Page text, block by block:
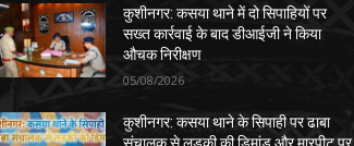
कुशीनगर: कसया थाने में दो सिपाहियों पर
सख्त कार्रवाई के बाद डीआईजी ने किया
औचक निरीक्षण
05/08/2026
कुशीनगर: कसया थाने के सिपाही पर ढाबा